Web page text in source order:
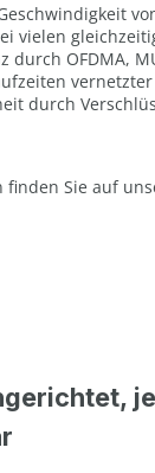
vielen
durch OFDMA,
durch
Sie auf